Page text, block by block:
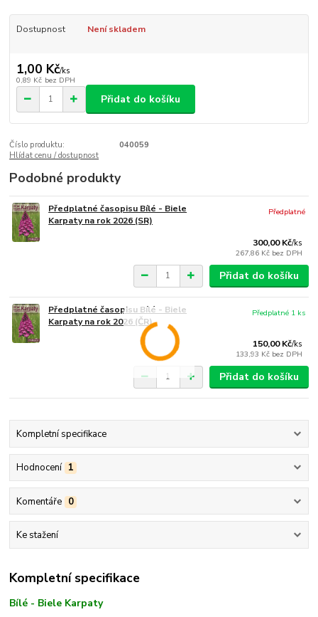
Dostupnost Není skladem
1,00 Kč/ks
0,89 Kč bez DPH
Přidat do košíku
Číslo produktu:
040059
Hlídat cenu / dostupnost
Podobné produkty
Předplatné časopisu Bílé - Biele
Karpaty na rok 2026 (SR)
300,00 Kč/ks
267,86 Kč bez DPH
Předplatné
Přidat do košíku
Předplatné časopisu Bílé - Biele
Karpaty na rok 2026 (ČR)
150,00 Kč/ks
133,93 Kč bez DPH
Předplatné 1 ks
Přidat do košíku
Kompletní specifikace
Hodnocení 1
Komentáře 0
Ke stažení
Kompletní specifikace
Bílé - Biele Karpaty